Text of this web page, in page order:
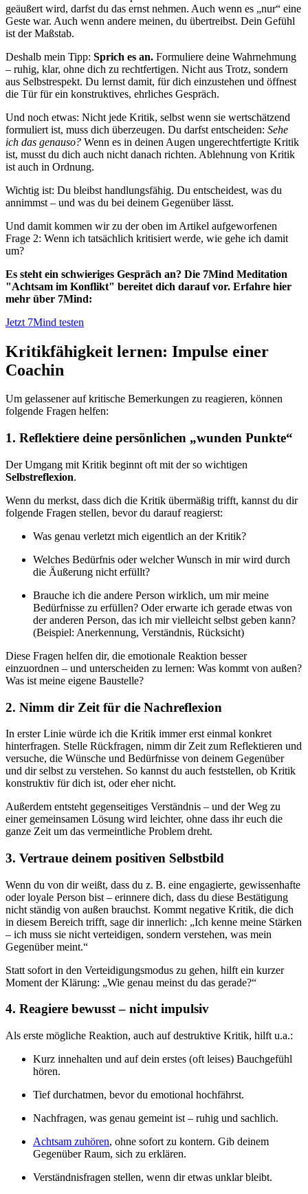
geäußert wird, darfst du das ernst nehmen. Auch wenn es „nur“ eine
Geste war. Auch wenn andere meinen, du übertreibst. Dein Gefühl
ist der Maßstab.
Deshalb mein Tipp: Sprich es an. Formuliere deine Wahrnehmung
– ruhig, klar, ohne dich zu rechtfertigen. Nicht aus Trotz, sondern
aus Selbstrespekt. Du lernst damit, für dich einzustehen und öffnest
die Tür für ein konstruktives, ehrliches Gespräch.
Und noch etwas: Nicht jede Kritik, selbst wenn sie wertschätzend
formuliert ist, muss dich überzeugen. Du darfst entscheiden: Sehe
ich das genauso? Wenn es in deinen Augen ungerechtfertigte Kritik
ist, musst du dich auch nicht danach richten. Ablehnung von Kritik
ist auch in Ordnung.
Wichtig ist: Du bleibst handlungsfähig. Du entscheidest, was du
annimmst – und was du bei deinem Gegenüber lässt.
Und damit kommen wir zu der oben im Artikel aufgeworfenen
Frage 2: Wenn ich tatsächlich kritisiert werde, wie gehe ich damit
um?
Es steht ein schwieriges Gespräch an? Die 7Mind Meditation
"Achtsam im Konflikt" bereitet dich darauf vor. Erfahre hier
mehr über 7Mind:
Jetzt 7Mind testen
Kritikfähigkeit lernen: Impulse einer
Coachin
Um gelassener auf kritische Bemerkungen zu reagieren, können
folgende Fragen helfen:
1. Reflektiere deine persönlichen „wunden Punkte“
Der Umgang mit Kritik beginnt oft mit der so wichtigen
Selbstreflexion.
Wenn du merkst, dass dich die Kritik übermäßig trifft, kannst du dir
folgende Fragen stellen, bevor du darauf reagierst:
Was genau verletzt mich eigentlich an der Kritik?
Welches Bedürfnis oder welcher Wunsch in mir wird durch
die Äußerung nicht erfüllt?
Brauche ich die andere Person wirklich, um mir meine
Bedürfnisse zu erfüllen? Oder erwarte ich gerade etwas von
der anderen Person, das ich mir vielleicht selbst geben kann?
(Beispiel: Anerkennung, Verständnis, Rücksicht)
Diese Fragen helfen dir, die emotionale Reaktion besser
einzuordnen – und unterscheiden zu lernen: Was kommt von außen?
Was ist meine eigene Baustelle?
2. Nimm dir Zeit für die Nachreflexion
In erster Linie würde ich die Kritik immer erst einmal konkret
hinterfragen. Stelle Rückfragen, nimm dir Zeit zum Reflektieren und
versuche, die Wünsche und Bedürfnisse von deinem Gegenüber
und dir selbst zu verstehen. So kannst du auch feststellen, ob Kritik
konstruktiv für dich ist, oder eher nicht.
Außerdem entsteht gegenseitiges Verständnis – und der Weg zu
einer gemeinsamen Lösung wird leichter, ohne dass ihr euch die
ganze Zeit um das vermeintliche Problem dreht.
3. Vertraue deinem positiven Selbstbild
Wenn du von dir weißt, dass du z. B. eine engagierte, gewissenhafte
oder loyale Person bist – erinnere dich, dass du diese Bestätigung
nicht ständig von außen brauchst. Kommt negative Kritik, die dich
in diesem Bereich trifft, sage dir innerlich: „Ich kenne meine Stärken
– ich muss sie nicht verteidigen, sondern verstehen, was mein
Gegenüber meint.“
Statt sofort in den Verteidigungsmodus zu gehen, hilft ein kurzer
Moment der Klärung: „Wie genau meinst du das gerade?“
4. Reagiere bewusst – nicht impulsiv
Als erste mögliche Reaktion, auch auf destruktive Kritik, hilft u.a.:
Kurz innehalten und auf dein erstes (oft leises) Bauchgefühl
hören.
Tief durchatmen, bevor du emotional hochfährst.
Nachfragen, was genau gemeint ist – ruhig und sachlich.
Achtsam zuhören, ohne sofort zu kontern. Gib deinem
Gegenüber Raum, sich zu erklären.
Verständnisfragen stellen, wenn dir etwas unklar bleibt.